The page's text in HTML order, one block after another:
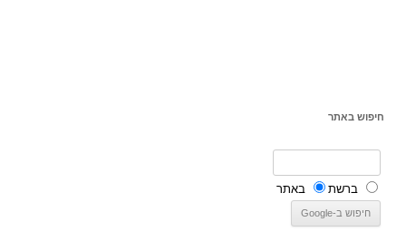
חיפוש באתר
ברשת באתר